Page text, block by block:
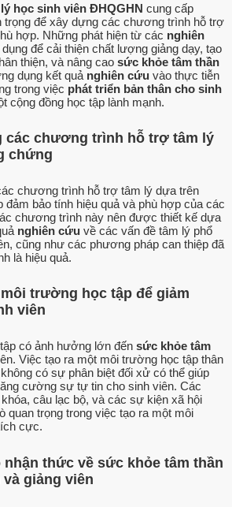
học sinh viên ĐHQGHN cung cấp
trọng để xây dựng các chương trình hỗ trợ
hợp. Những phát hiện từ các nghiên
để cải thiện chất lượng giảng dạy, tạo
thiện, và nâng cao sức khỏe tâm thần
dụng kết quả nghiên cứu vào thực tiễn
trong việc phát triển bản thân cho sinh
cộng đồng học tập lành mạnh.
các chương trình hỗ trợ tâm lý
chứng
chương trình hỗ trợ tâm lý dựa trên
đảm bảo tính hiệu quả và phù hợp của các
chương trình này nên được thiết kế dựa
nghiên cứu về các vấn đề tâm lý phổ
cũng như các phương pháp can thiệp đã
là hiệu quả.
trường học tập để giảm
viên
có ảnh hưởng lớn đến sức khỏe tâm
Việc tạo ra một môi trường học tập thân
có sự phân biệt đối xử có thể giúp
cường sự tự tin cho sinh viên. Các
khóa, câu lạc bộ, và các sự kiện xã hội
quan trọng trong việc tạo ra một môi
cực.
nhận thức về sức khỏe tâm thần
giảng viên